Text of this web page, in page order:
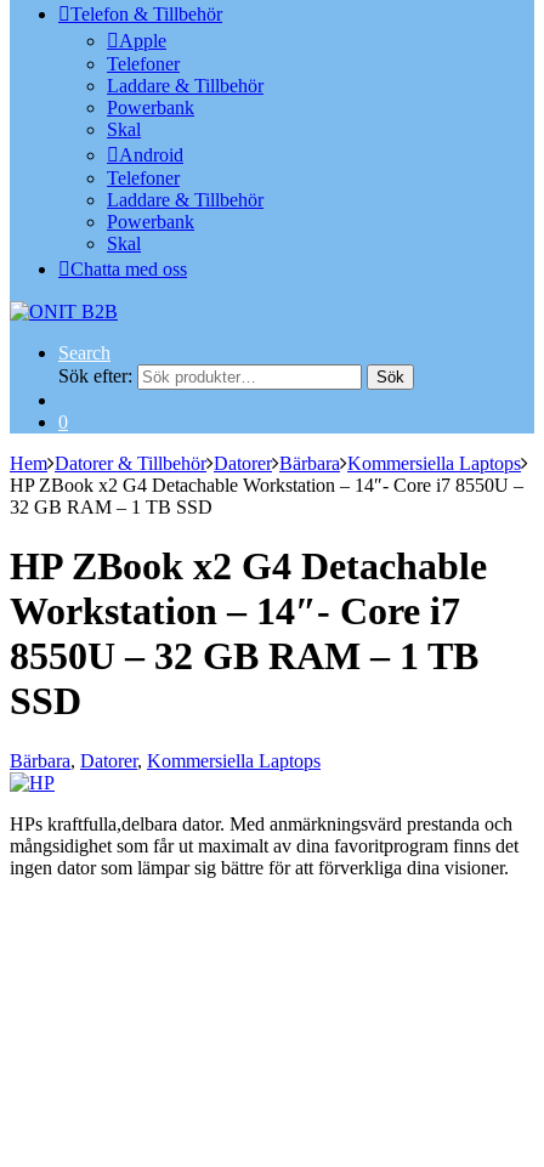
Telefon & Tillbehör
Apple
Telefoner
Laddare & Tillbehör
Powerbank
Skal
Android
Telefoner
Laddare & Tillbehör
Powerbank
Skal
Chatta med oss
Search
Sök efter:
Sök
0
Hem Datorer & Tillbehör Datorer Bärbara Kommersiella Laptops
HP ZBook x2 G4 Detachable Workstation – 14″- Core i7 8550U –
32 GB RAM – 1 TB SSD
HP ZBook x2 G4 Detachable
Workstation – 14″- Core i7
8550U – 32 GB RAM – 1 TB
SSD
Bärbara, Datorer, Kommersiella Laptops
HPs kraftfulla,delbara dator. Med anmärkningsvärd prestanda och
mångsidighet som får ut maximalt av dina favoritprogram finns det
ingen dator som lämpar sig bättre för att förverkliga dina visioner.